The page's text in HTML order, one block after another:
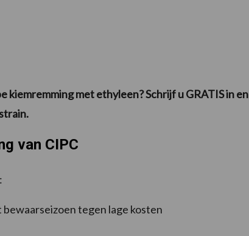
met ethyleen? Schrijf u GRATIS in en
van CIPC
tegen lage kosten